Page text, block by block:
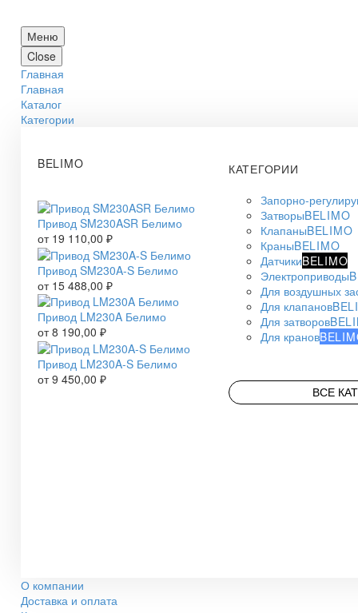
Меню
Close
Главная
Главная
Каталог
Категории
BELIMO
Привод SM230ASR Белимо
от 19 110,00 ₽
Привод SM230A-S Белимо
от 15 488,00 ₽
Привод LM230A Белимо
от8 190,00 ₽
Привод LM230A-S Белимо
от9 450,00 ₽
КАТЕГОРИИ
Запорно-
ЗатворыBELIMO
КлапаныBELIMO
КраныBELIMO
ДатчикиBELIMO
Электроприводы
Для воздушных
Для клапанов
Для затворов
Для кранов
ВСЕ
О компании
Доставка и оплата